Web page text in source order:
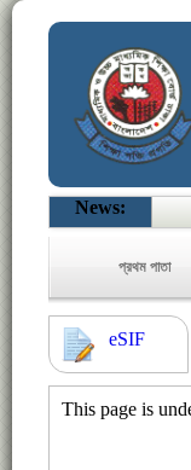
News:
প্রথম পাতা
eSIF
This page is